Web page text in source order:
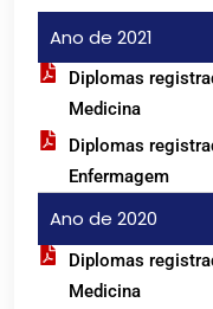
Ano de 2021
Diplomas
Medicina
Diplomas
Enfermagem
Ano de 2020
Diplomas
Medicina